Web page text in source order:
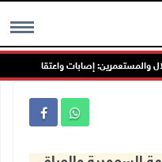
MENUوالمستعمرين: إصابات واعتقالات